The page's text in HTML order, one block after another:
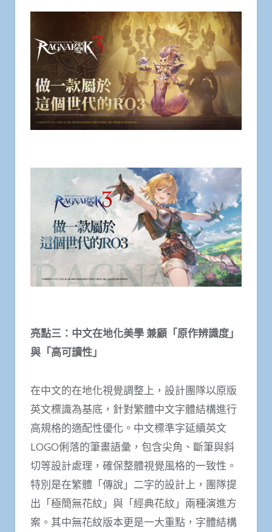
亮點三：中文在地化美學 兼顧「原作辨識度」
與「高可讀性」
在中文的在地化視覺調整上，設計團隊以原版
英文標識為基底，針對繁體中文字體結構進行
高規格的適配性優化。中文標準字延續英文
LOGO俐落的筆畫語彙，包含尖角、斷筆與斜
切等設計處理，確保整體視覺風格的一致性。
特別是在繁體「傳說」二字的設計上，團隊提
出「極簡無花紋」與「經典花紋」兩種演進方
案。其中無花紋版本更是一大重點，字體結構